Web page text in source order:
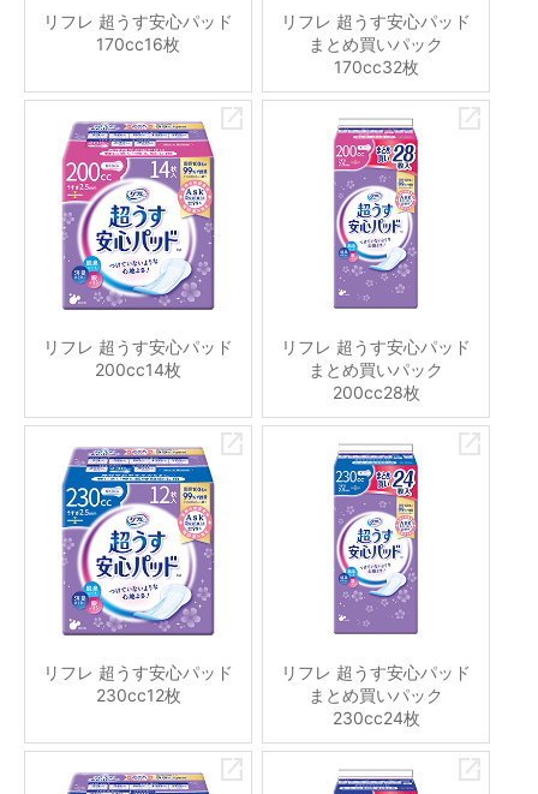
リフレ 超うす安心パッド
170cc16枚
リフレ 超うす安心パッド
まとめ買いパック
170cc32枚
リフレ 超うす安心パッド
200cc14枚
リフレ 超うす安心パッド
まとめ買いパック
200cc28枚
リフレ 超うす安心パッド
230cc12枚
リフレ 超うす安心パッド
まとめ買いパック
230cc24枚